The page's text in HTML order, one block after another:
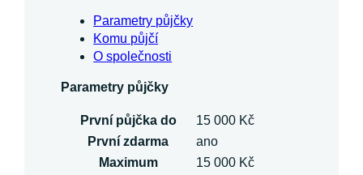
Parametry půjčky
Komu půjčí
O společnosti
Parametry půjčky
První půjčka do
15 000 Kč
První zdarma
ano
Maximum
15 000 Kč